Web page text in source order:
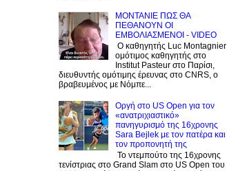
ΜΟΝΤΑΝΙΕ ΠΩΣ ΘΑ
ΠΕΘΑΝΟΥΝ ΟΙ
ΕΜΒΟΛΙΑΣΜΕΝΟΙ - VIDEO
Ο καθηγητής Luc Montagnier
ομότιμος καθηγητής στο
Institut Pasteur στο Παρίσι,
διευθυντής ομότιμης έρευνας στο CNRS, o
βραβευμένος με Νόμπε...
Οργή στο US Open για τον
«ανατριχιαστικό»
πανηγυρισμό της 16χρονης
Sara Bejlek με τον πατέρα και
τον προπονητή της
Το ντεμπούτο της 16χρονης
τενίστριας στο Grand Slam στο US Open του